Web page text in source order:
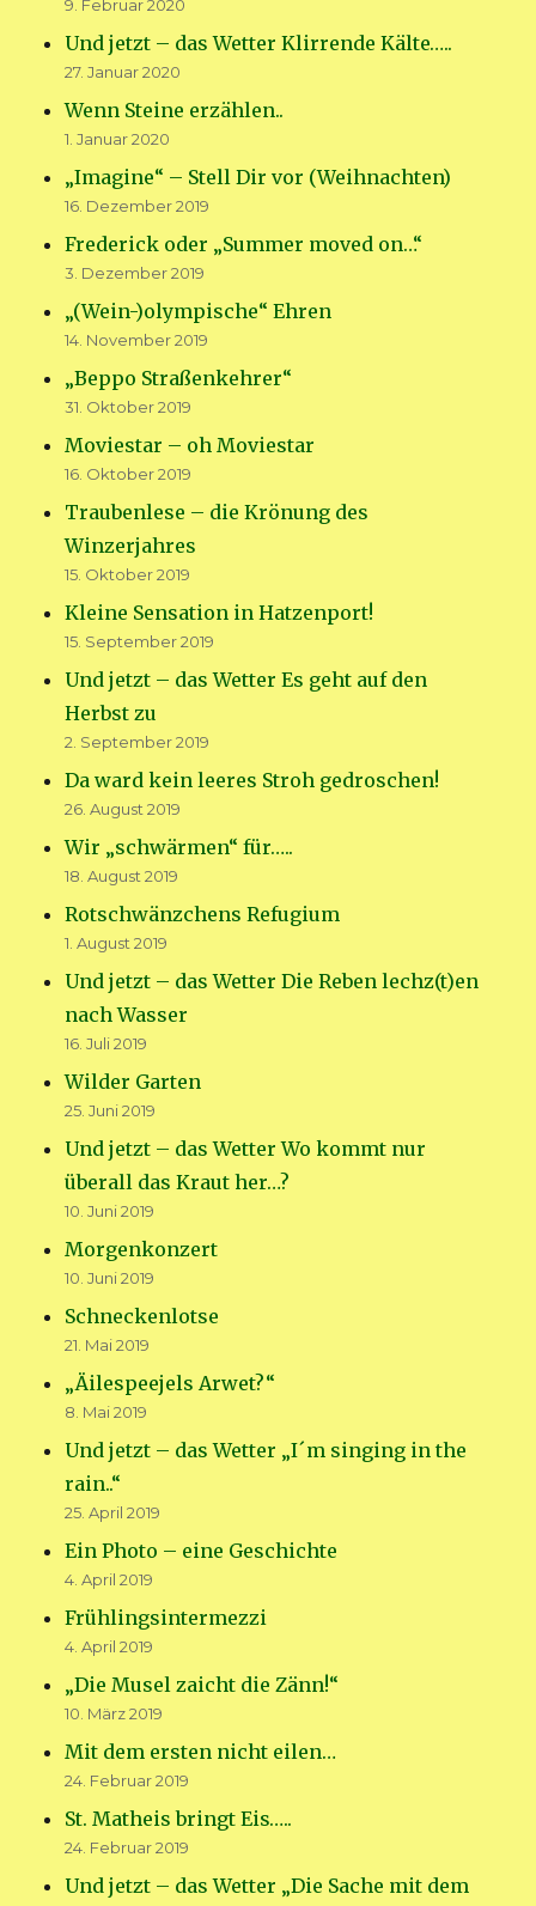
9. Februar 2020
Und jetzt – das Wetter Klirrende Kälte…..
27. Januar 2020
Wenn Steine erzählen..
1. Januar 2020
„Imagine“ – Stell Dir vor (Weihnachten)
16. Dezember 2019
Frederick oder „Summer moved on…“
3. Dezember 2019
„(Wein-)olympische“ Ehren
14. November 2019
„Beppo Straßenkehrer“
31. Oktober 2019
Moviestar – oh Moviestar
16. Oktober 2019
Traubenlese – die Krönung des
Winzerjahres
15. Oktober 2019
Kleine Sensation in Hatzenport!
15. September 2019
Und jetzt – das Wetter Es geht auf den
Herbst zu
2. September 2019
Da ward kein leeres Stroh gedroschen!
26. August 2019
Wir „schwärmen“ für…..
18. August 2019
Rotschwänzchens Refugium
1. August 2019
Und jetzt – das Wetter Die Reben lechz(t)en
nach Wasser
16. Juli 2019
Wilder Garten
25. Juni 2019
Und jetzt – das Wetter Wo kommt nur
überall das Kraut her…?
10. Juni 2019
Morgenkonzert
10. Juni 2019
Schneckenlotse
21. Mai 2019
„Äilespeejels Arwet?“
8. Mai 2019
Und jetzt – das Wetter „I´m singing in the
rain..“
25. April 2019
Ein Photo – eine Geschichte
4. April 2019
Frühlingsintermezzi
4. April 2019
„Die Musel zaicht die Zänn!“
10. März 2019
Mit dem ersten nicht eilen…
24. Februar 2019
St. Matheis bringt Eis…..
24. Februar 2019
Und jetzt – das Wetter „Die Sache mit dem